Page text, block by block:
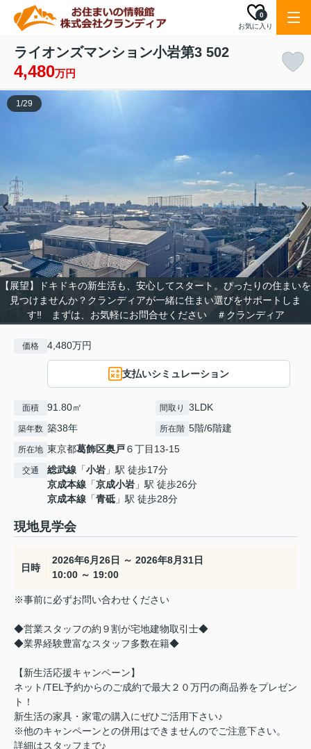
お気に入り
0
ライオンズマンション小岩第3 502
4,480万円
【展望】ドキドキの新生活も、安心してスタート。ぴったりの住まいを
見つけませんか？クランディアが一緒に住まい選びをサポートしま
す‼ まずは、お気軽にお問合せください ＃クランディア
1/29
価格 4,480万円
支払いシミュレーション
面積 91.80㎡ 間取り 3LDK
築年数 築38年 所在階 5階/6階建
所在地 東京都葛飾区奥戸６丁目13-15
交通 総武線 「小岩 」駅 徒歩17分
京成本線 「京成小岩 」駅 徒歩26分
京成本線 「青砥 」駅 徒歩28分
現地見学会
日時
2026年6月26日 ～ 2026年8月31日
10:00 ～ 19:00
※事前に必ずお問い合わせください
◆営業スタッフの約９割が宅地建物取引士◆
◆業界経験豊富なスタッフ多数在籍◆
【新生活応援キャンペーン】
ネット/TEL予約からのご成約で最大２０万円の商品券をプレゼン
ト！
新生活の家具・家電の購入にぜひご活用下さい♪
※他のキャンペーンとの併用はできませんのでご注意下さい。
詳細はスタッフまで♪